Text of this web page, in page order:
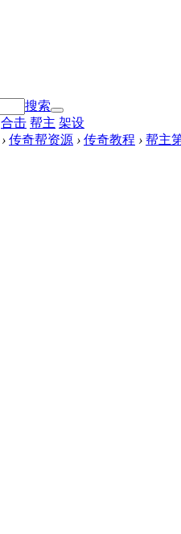
搜索
合击 帮主 架设
› 传奇帮资源 › 传奇教程 › 帮主